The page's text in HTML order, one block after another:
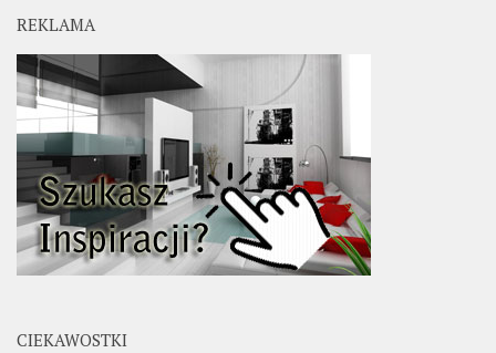
REKLAMA
CIEKAWOSTKI